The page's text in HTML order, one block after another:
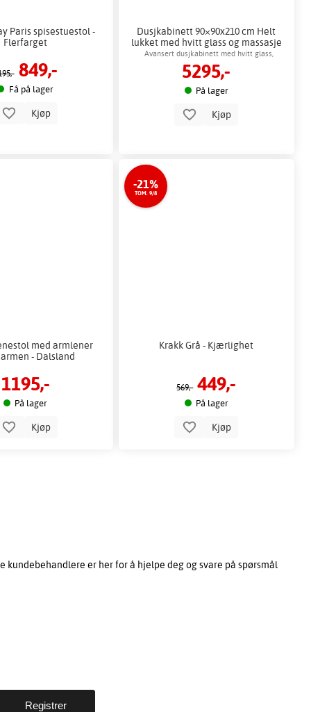
Paris spisestuestol -
Flerfarget
849,-
Få på lager
Kjøp
Dusjkabinett 90×90x210 cm Helt
lukket med hvitt glass og massasje
- Nebula
Avansert dusjkabinett med hvitt glass,
takdusj og seks massasjedyser
5295,-
På lager
Kjøp
med armlener
- Dalsland
1195,-
På lager
Kjøp
-21%
TOM. 9/8
Krakk Grå - Kjærlighet
569,- 449,-
På lager
Kjøp
kundebehandlere er her for å hjelpe deg og svare på spørsmål